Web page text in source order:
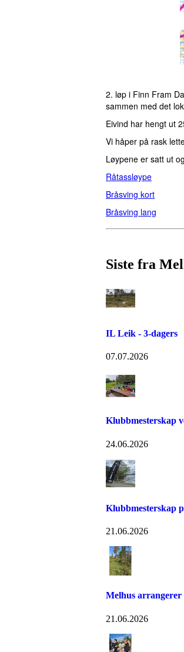
2. løp i Finn Fram
sammen med det
Eivind har hengt ut
Vi håper på rask
Løypene er satt ut
Råtassløype
Bråsving kort
Bråsving lang
Siste fra
IL Leik - 3-dagers
07.07.2026
Klubbmesterskap
24.06.2026
Klubbmesterskap
21.06.2026
Melhus
21.06.2026